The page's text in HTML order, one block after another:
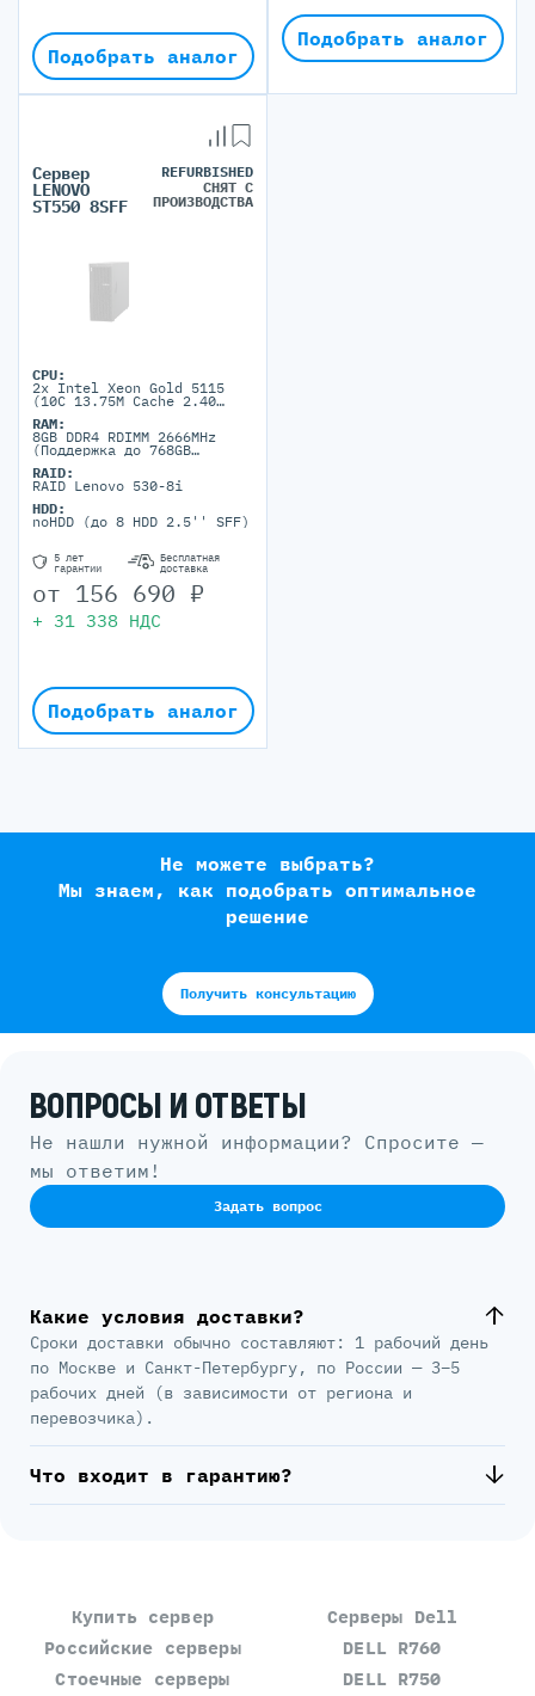
Подобрать аналог
Подобрать аналог
Сервер
LENOVO
ST550 8SFF
REFURBISHED
СНЯТ С
ПРОИЗВОДСТВА
CPU:
2x Intel Xeon Gold 5115
(10C 13.75M Cache 2.40
GHz)
RAM:
8GB DDR4 RDIMM 2666MHz
(Поддержка до 768GB
максимально, 12 DIMM
ports)
RAID:
RAID Lenovo 530-8i
HDD:
noHDD (до 8 HDD 2.5'' SFF)
5 лет
гарантии
Бесплатная
доставка
от 156 690 ₽
+ 31 338 НДС
Подобрать аналог
Не можете выбрать?
Мы знаем, как подобрать оптимальное
решение
Получить консультацию
ВОПРОСЫ И ОТВЕТЫ
Не нашли нужной информации? Спросите —
мы ответим!
Задать вопрос
Какие условия доставки?
Сроки доставки обычно составляют: 1 рабочий день
по Москве и Санкт-Петербургу, по России — 3–5
рабочих дней (в зависимости от региона и
перевозчика).
Что входит в гарантию?
Купить сервер
Российские серверы
Стоечные серверы
Серверы Dell
DELL R760
DELL R750